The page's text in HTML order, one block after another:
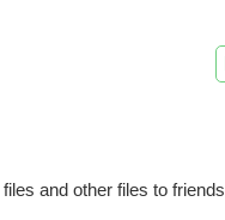
and other files to friends